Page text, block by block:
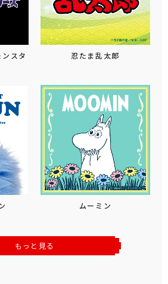
スタ
忍たま乱太郎
ムーミン
もっと見る